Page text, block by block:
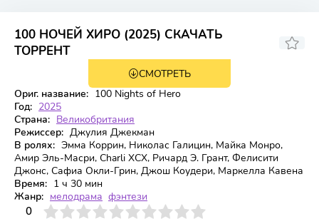
100 НОЧЕЙ ХИРО (2025) СКАЧАТЬ
ТОРРЕНТ
6.2
СМОТРЕТЬ
Ориг. название: 100 Nights of Hero
Год: 2025
Страна: Великобритания
Режиссер: Джулия Джекман
В ролях: Эмма Коррин, Николас Галицин, Майка Монро,
Амир Эль-Масри, Charli XCX, Ричард Э. Грант, Фелисити
Джонс, Сафиа Окли-Грин, Джош Коудери, Маркелла Кавена
Время: 1 ч 30 мин
Жанр: мелодрама фэнтези
0
4 6 7 8 9 10